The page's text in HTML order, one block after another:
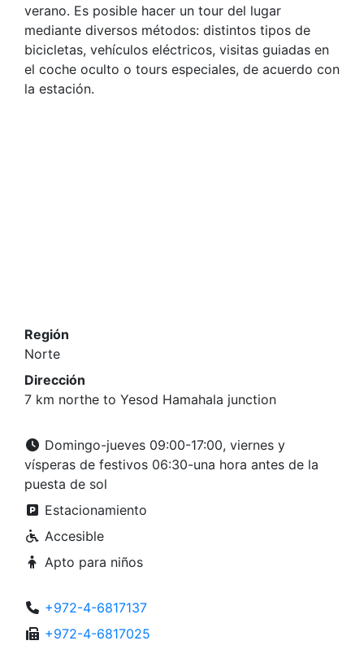
verano. Es posible hacer un tour del lugar
mediante diversos métodos: distintos tipos de
bicicletas, vehículos eléctricos, visitas guiadas en
el coche oculto o tours especiales, de acuerdo con
la estación.
Región
Norte
Dirección
7 km northe to Yesod Hamahala junction
Domingo-jueves 09:00-17:00, viernes y
vísperas de festivos 06:30-una hora antes de la
puesta de sol
Estacionamiento
Accesible
Apto para niños
+972-4-6817137
+972-4-6817025